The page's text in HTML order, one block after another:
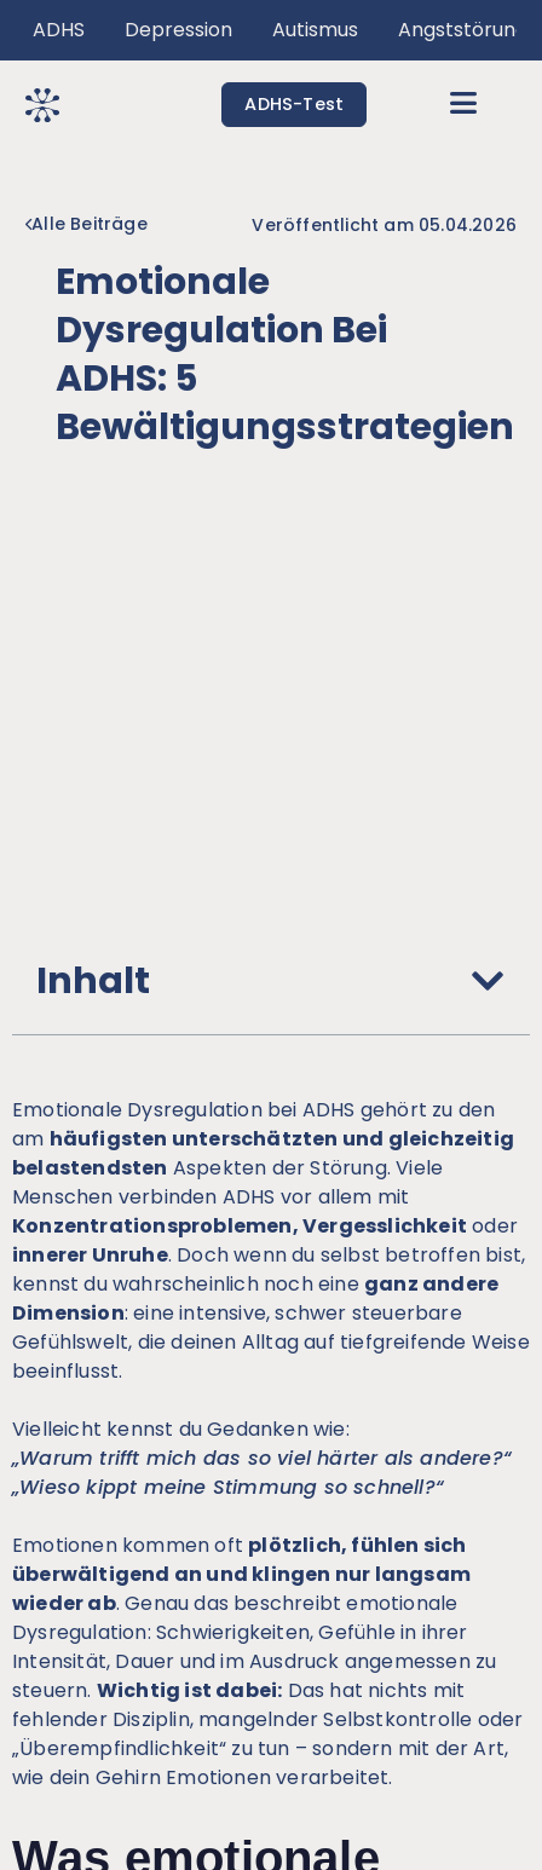
ADHS Depression Autismus
ADHS-Test
Alle Beiträge Veröffentlicht am 05.04.2026
Emotionale
Dysregulation Bei
ADHS: 5
Bewältigungsstrategien
Inhalt
Emotionale Dysregulation bei ADHS gehört zu den
am häufigsten unterschätzten und gleichzeitig
belastendsten Aspekten der Störung. Viele
Menschen verbinden ADHS vor allem mit
Konzentrationsproblemen, Vergesslichkeit oder
innerer Unruhe. Doch wenn du selbst betroffen bist,
kennst du wahrscheinlich noch eine ganz andere
Dimension: eine intensive, schwer steuerbare
Gefühlswelt, die deinen Alltag auf tiefgreifende Weise
beeinflusst.
Vielleicht kennst du Gedanken wie:
„Warum trifft mich das so viel härter als andere?“
„Wieso kippt meine Stimmung so schnell?“
Emotionen kommen oft plötzlich, fühlen sich
überwältigend an und klingen nur langsam
wieder ab. Genau das beschreibt emotionale
Dysregulation: Schwierigkeiten, Gefühle in ihrer
Intensität, Dauer und im Ausdruck angemessen zu
steuern. Wichtig ist dabei: Das hat nichts mit
fehlender Disziplin, mangelnder Selbstkontrolle oder
„Überempfindlichkeit“ zu tun – sondern mit der Art,
wie dein Gehirn Emotionen verarbeitet.
Was emotionale